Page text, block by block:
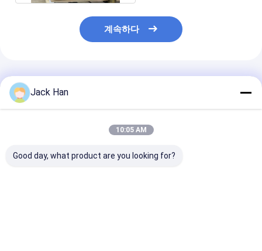
계속하다
추천된 제품
Jack Han
10:05 AM
Good day, what product are you looking for?